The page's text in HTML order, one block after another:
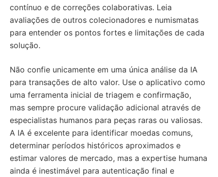
contínuo e de correções colaborativas. Leia
avaliações de outros colecionadores e numismatas
para entender os pontos fortes e limitações de cada
solução.
Não confie unicamente em uma única análise da IA
para transações de alto valor. Use o aplicativo como
uma ferramenta inicial de triagem e confirmação,
mas sempre procure validação adicional através de
especialistas humanos para peças raras ou valiosas.
A IA é excelente para identificar moedas comuns,
determinar períodos históricos aproximados e
estimar valores de mercado, mas a expertise humana
ainda é inestimável para autenticação final e